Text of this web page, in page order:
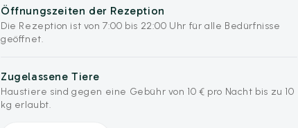
Öffnungszeiten der Rezeption
Die Rezeption ist von 7:00 bis 22:00 Uhr für alle Bedürfnisse
geöffnet.
Zugelassene Tiere
Haustiere sind gegen eine Gebühr von 10 € pro Nacht bis zu 10
kg erlaubt.